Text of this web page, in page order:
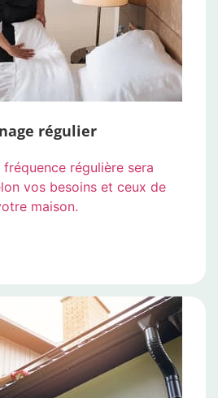
régulier
fréquence régulière sera
vos besoins et ceux de
maison.